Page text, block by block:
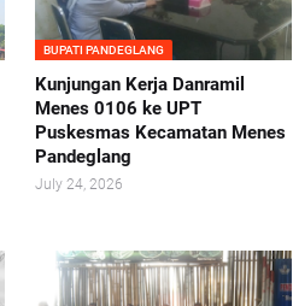
BUPATI PANDEGLANG
Kunjungan Kerja Danramil
Menes 0106 ke UPT
Puskesmas Kecamatan Menes
Pandeglang
July 24, 2026